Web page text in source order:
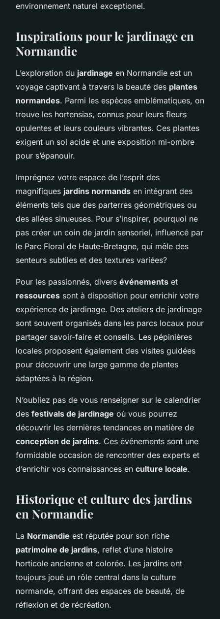
environnement naturel exceptionel.
Inspirations pour le jardinage en
Normandie
L’exploration du jardinage en Normandie est un
voyage captivant à travers la beauté des plantes
normandes. Parmi les espèces emblématiques, on
trouve les hortensias, connus pour leurs fleurs
opulentes et leurs couleurs vibrantes. Ces plantes
exigent un sol acide et une exposition mi-ombre
pour s’épanouir.
Imprégnez votre espace de l’esprit des
magnifiques jardins normands en intégrant des
éléments tels que des parterres géométriques ou
des allées sinueuses. Pour s’inspirer, pourquoi ne
pas créer un coin de jardin sensoriel, influencé par
le Parc Floral de Haute-Bretagne, qui mêle des
senteurs subtiles et des textures variées?
Pour les passionnés, divers événements et
ressources sont à disposition pour enrichir votre
expérience de jardinage. Des ateliers de jardinage
sont souvent organisés dans les parcs locaux pour
partager savoir-faire et conseils. Les pépinières
locales proposent également des visites guidées
pour découvrir une large gamme de plantes
adaptées à la région.
N’oubliez pas de vous renseigner sur le calendrier
des festivals de jardinage où vous pourrez
découvrir les dernières tendances en matière de
conception de jardins. Ces événements sont une
formidable occasion de rencontrer des experts et
d’enrichir vos connaissances en culture locale.
Historique et culture des jardins
en Normandie
La Normandie est réputée pour son riche
patrimoine de jardins, reflet d’une histoire
horticole ancienne et colorée. Les jardins ont
toujours joué un rôle central dans la culture
normande, offrant des espaces de beauté, de
réflexion et de récréation.